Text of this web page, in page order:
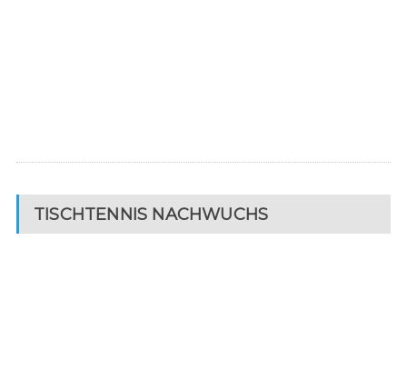
TISCHTENNIS NACHWUCHS